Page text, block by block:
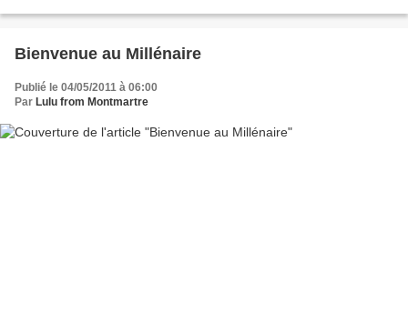
Bienvenue au Millénaire
Publié le 04/05/2011 à 06:00
Par Lulu from Montmartre